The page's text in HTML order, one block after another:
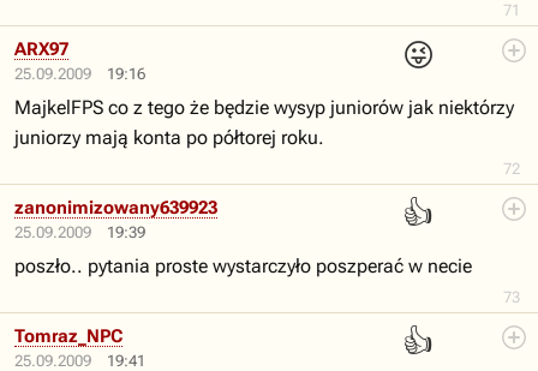
71
25.09.2009 19:16
😜
72
ARX97
MajkelFPS co z tego że będzie wysyp juniorów jak niektórzy
juniorzy mają konta po półtorej roku.
25.09.2009 19:39
👍
73
zanonimizowany639923
poszło.. pytania proste wystarczyło poszperać w necie
25.09.2009 19:41
👍
Tomraz_NPC